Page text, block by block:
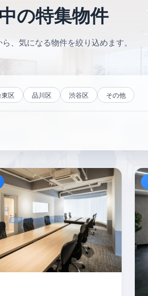
の特集物件
、気になる物件を絞り込めます。
東区 品川区 渋谷区 その他